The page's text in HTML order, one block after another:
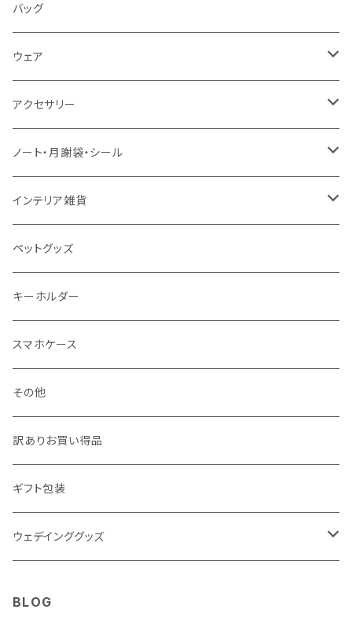
オーダー（A3・B3・A2・40×50・B2・50×70）
30＊40 / B3
40＊50 / A2
ベビー食器
お食事スタイ・ビブ
おもちゃ・木製
カー用品
バッグ・エコバッグ
バッグ
ウェア
エプロン
アクセサリー
ピンバッジ
ネックレス
ジュエリーポーチ
ノート・月謝袋・シール
ノート
シール・ステッカー
月謝袋・封筒
インテリア雑貨
ドアステッカー
しおり
クリスマス雑貨
ペットグッズ
キーホルダー
スマホケース
その他
訳ありお買い得品
ギフト包装
ウェデインググッズ
BLOG